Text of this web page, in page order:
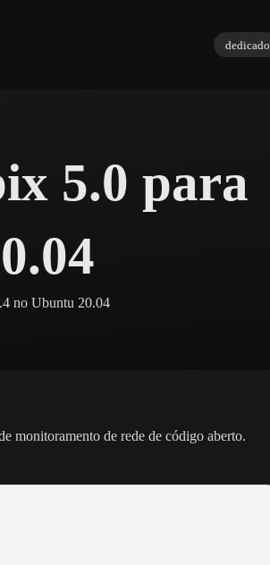
dedicado
5.0 para
no Ubuntu 20.04
monitoramento de rede de código aberto.